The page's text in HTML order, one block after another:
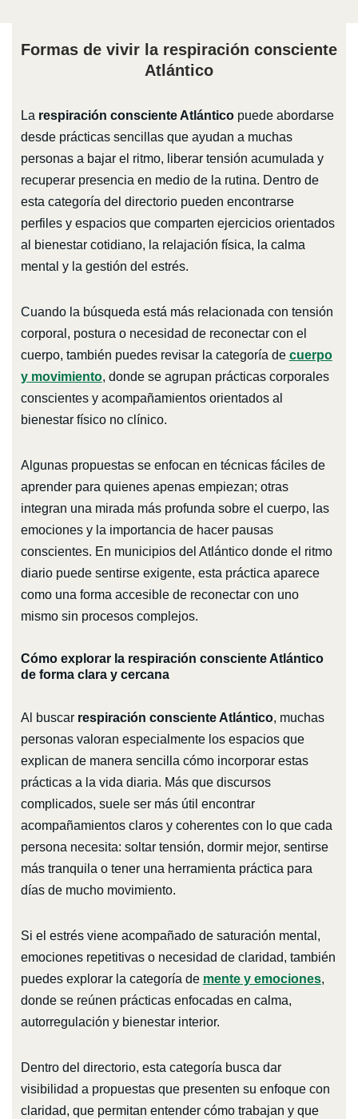
Formas de vivir la respiración consciente
Atlántico
La respiración consciente Atlánticopuede abordarse
desde prácticas sencillas que ayudan a muchas
personas a bajar el ritmo, liberar tensión acumulada y
recuperar presencia en medio de la rutina. Dentro de
esta categoría del directorio pueden encontrarse
perfiles y espacios que comparten ejercicios orientados
al bienestar cotidiano, la relajación física, la calma
mental y la gestión del estrés.
Cuando la búsqueda está más relacionada con tensión
corporal, postura o necesidad de reconectar con el
cuerpo, también puedes revisar la categoría de cuerpo
y movimiento, donde se agrupan prácticas corporales
conscientes y acompañamientos orientados al
bienestar físico no clínico.
Algunas propuestas se enfocan en técnicas fáciles de
aprender para quienes apenas empiezan; otras
integran una mirada más profunda sobre el cuerpo, las
emociones y la importancia de hacer pausas
conscientes. En municipios del Atlántico donde el ritmo
diario puede sentirse exigente, esta práctica aparece
como una forma accesible de reconectar con uno
mismo sin procesos complejos.
Cómo explorar la respiración consciente Atlántico
de forma clara y cercana
Al buscar respiración consciente Atlántico, muchas
personas valoran especialmente los espacios que
explican de manera sencilla cómo incorporar estas
prácticas a la vida diaria. Más que discursos
complicados, suele ser más útil encontrar
acompañamientos claros y coherentes con lo que cada
persona necesita: soltar tensión, dormir mejor, sentirse
más tranquila o tener una herramienta práctica para
días de mucho movimiento.
Si el estrés viene acompañado de saturación mental,
emociones repetitivas o necesidad de claridad, también
puedes explorar la categoría de mente y emociones,
donde se reúnen prácticas enfocadas en calma,
autorregulación y bienestar interior.
Dentro del directorio, esta categoría busca dar
visibilidad a propuestas que presenten su enfoque con
claridad, que permitan entender cómo trabajan y que